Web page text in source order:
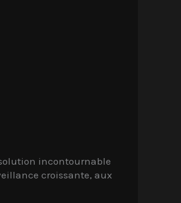
incontournable
croissante, aux